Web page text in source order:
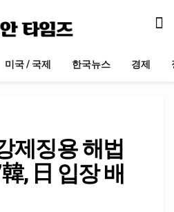
미국 / 국제 한국뉴스 경제
제징용 해법
, 日 입장 배